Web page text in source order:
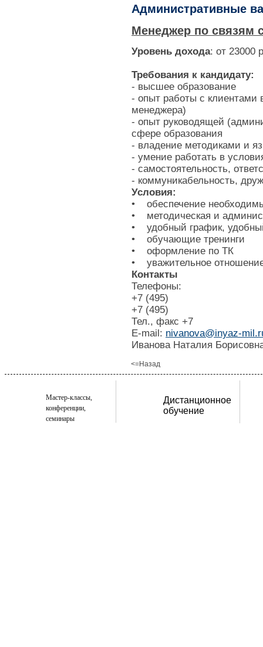
Административные
Менеджер по связям
Уровень дохода: от 23000
Требования к кандидату:
- высшее образование
- опыт работы с клиентами
менеджера)
- опыт руководящей
сфере образования
- владение методиками и
- умение работать в
- самостоятельность,
- коммуникабельность,
Условия:
• обеспечение
• методическая и
• удобный график,
• обучающие тренинги
• оформление по ТК
• уважительное
Контакты
Телефоны:
+7 (495)
+7 (495)
Тел., факс +7
E-mail: nivanova@inyaz-
Иванова Наталия
<=Назад
Мастер-классы,
конференции,
семинары
Дистанционное
обучение